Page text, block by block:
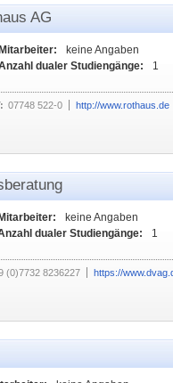
AG
Mitarbeiter:
keine Angaben
dualer Studiengänge:
1
07748 522-0 http://www.rothaus.de
Mitarbeiter:
keine Angaben
dualer Studiengänge:
1
(0)7732 8236227 https://